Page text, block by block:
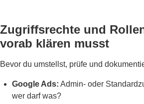
Zugriffsrechte und
vorab klären musst
Bevor du umstellst, prüfe und
Google Ads: Admin- oder
wer darf was?